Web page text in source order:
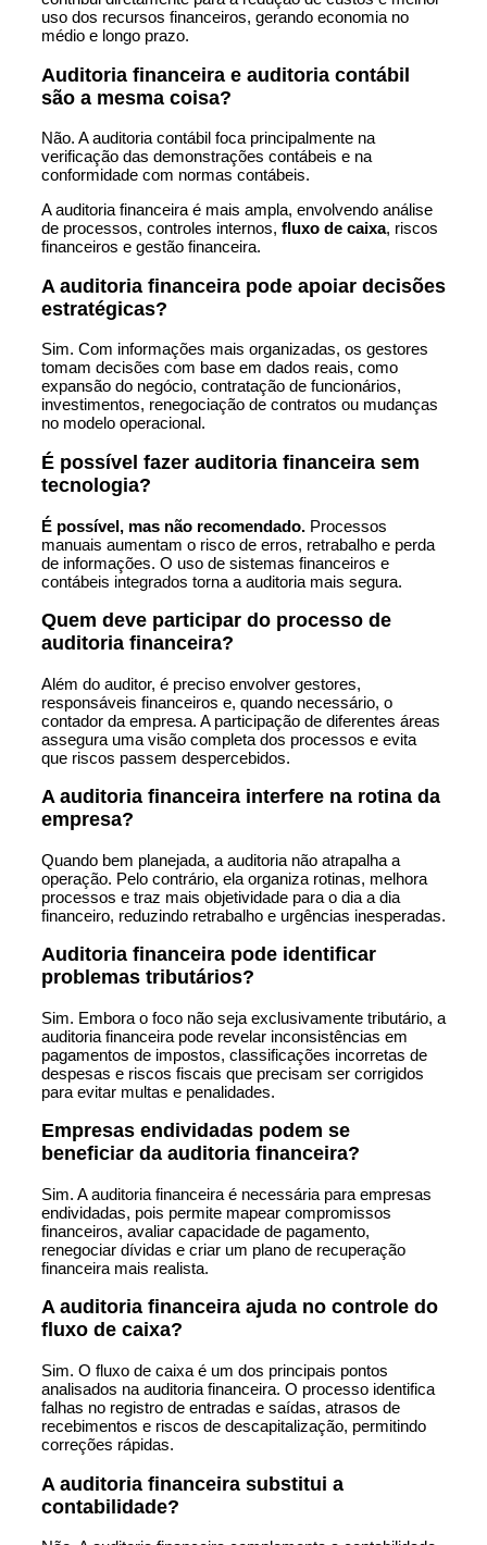
uso dos recursos financeiros, gerando economia no
médio e longo prazo.
Auditoria financeira e auditoria contábil
são a mesma coisa?
Não. A auditoria contábil foca principalmente na
verificação das demonstrações contábeis e na
conformidade com normas contábeis.
A auditoria financeira é mais ampla, envolvendo análise
de processos, controles internos, fluxo de caixa, riscos
financeiros e gestão financeira.
A auditoria financeira pode apoiar decisões
estratégicas?
Sim. Com informações mais organizadas, os gestores
tomam decisões com base em dados reais, como
expansão do negócio, contratação de funcionários,
investimentos, renegociação de contratos ou mudanças
no modelo operacional.
É possível fazer auditoria financeira sem
tecnologia?
É possível, mas não recomendado. Processos
manuais aumentam o risco de erros, retrabalho e perda
de informações. O uso de sistemas financeiros e
contábeis integrados torna a auditoria mais segura.
Quem deve participar do processo de
auditoria financeira?
Além do auditor, é preciso envolver gestores,
responsáveis financeiros e, quando necessário, o
contador da empresa. A participação de diferentes áreas
assegura uma visão completa dos processos e evita
que riscos passem despercebidos.
A auditoria financeira interfere na rotina da
empresa?
Quando bem planejada, a auditoria não atrapalha a
operação. Pelo contrário, ela organiza rotinas, melhora
processos e traz mais objetividade para o dia a dia
financeiro, reduzindo retrabalho e urgências inesperadas.
Auditoria financeira pode identificar
problemas tributários?
Sim. Embora o foco não seja exclusivamente tributário, a
auditoria financeira pode revelar inconsistências em
pagamentos de impostos, classificações incorretas de
despesas e riscos fiscais que precisam ser corrigidos
para evitar multas e penalidades.
Empresas endividadas podem se
beneficiar da auditoria financeira?
Sim. A auditoria financeira é necessária para empresas
endividadas, pois permite mapear compromissos
financeiros, avaliar capacidade de pagamento,
renegociar dívidas e criar um plano de recuperação
financeira mais realista.
A auditoria financeira ajuda no controle do
fluxo de caixa?
Sim. O fluxo de caixa é um dos principais pontos
analisados na auditoria financeira. O processo identifica
falhas no registro de entradas e saídas, atrasos de
recebimentos e riscos de descapitalização, permitindo
correções rápidas.
A auditoria financeira substitui a
contabilidade?